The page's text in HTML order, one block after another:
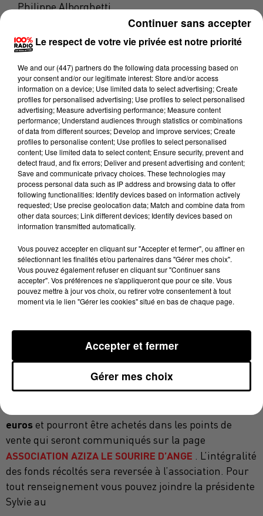
Philippe Alborghetti
100% Chez vous dans les Pyrénées Orientales
26 novembre 2024 - 4 min 48 sec
100% CHEZ VOUS DANS LES P.O AVEC
PHILIPPE : ASSO AZIZA LE SOURIRE D'ANGE
"LUTTE CONTRE LE CANCER"
Aziza Le Sourire D'Ange "Lutte contre le Cancer"
pour but d'aider les familles et soutenir les enfants et
adolescents atteint de cancer et de leucémie.
Les dragons catalansont posé auprès des enfants
malades pour un calendrier solidaire.
L’association A.L.S.A. (Aziza Le Sourire d’Ange)
quotidien des enfants atteints de cancers et de la
leucémie ainsi qu’à leurs parents.
Cette année une nouvelle initiative a vu le jour avec la
création d’un calendrier en partenariat avec les
(Argelès, Canet, Le Boulou ,Saint Cyprien)
La vente des calendriers débutera le 5 décembre au
Joa de Saint Cyprienà partir de 19h
présence de joueurssuivi d’un apéritif offert par le
euros et pourront être achetés dans les points de
vente qui seront communiqués sur la page
ASSOCIATION AZIZA LE SOURIRE D’ANGE . L’intégralité
des fonds récoltés sera reversée à l’association. Pour
tout renseignement vous pouvez joindre la présidente
Sylvie au
Le respect de votre vie privée est notre priorité
We and our (447) partnersdo the following data processing based on
your consent and/or our legitimate interest: Store and/or access
information on a device; Use limited data to select advertising; Create
profiles for personalised advertising; Use profiles to select personalised
advertising; Measure advertising performance; Measure content
performance; Understand audiences through statistics or combinations
of data from different sources; Develop and improve services; Create
profiles to personalise content; Use profiles to select personalised
content; Use limited data to select content; Ensure security, prevent and
detect fraud, and fix errors; Deliver and present advertising and content;
Save and communicate privacy choices. These technologies may
process personal data such as IP address and browsing data to offer
following functionalities: Identify devices based on information actively
requested; Use precise geolocation data; Match and combine data from
other data sources; Link different devices; Identify devices based on
information transmitted automatically.
Vous pouvez accepter en cliquant sur "Accepter et fermer", ou affiner en
sélectionnant les finalités et/ou partenaires dans "Gérer mes choix".
Vous pouvez également refuser en cliquant sur "Continuer sans
accepter". Vos préférences ne s'appliqueront que pour ce site. Vous
pouvez mettre à jour vos choix, ou retirer votre consentement à tout
moment via le lien "Gérer les cookies" situé en bas de chaque page.
Gérer mes choix
Accepter et fermer
Continuer sans accepter